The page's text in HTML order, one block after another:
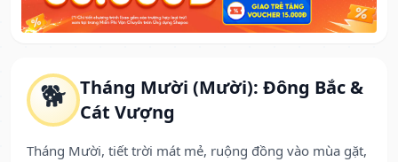
🐕 Tháng Mười (Mười): Đông Bắc &
Cát Vượng
Tháng Mười, tiết trời mát mẻ, ruộng đồng vào mùa gặt,